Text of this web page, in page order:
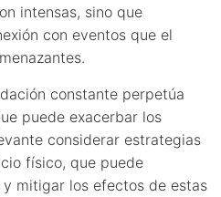
intensas, sino que
con eventos que el
constante perpetúa
puede exacerbar los
considerar estrategias
físico, que puede
mitigar los efectos de estas